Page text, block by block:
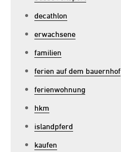
decathlon
erwachsene
familien
ferien auf dem bauernhof
ferienwohnung
hkm
islandpferd
kaufen